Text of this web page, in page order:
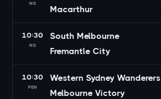
NS
Macarthur
10:30
NS
South Melbourne
Fremantle City
10:30
PEN
Western Sydney Wanderers
Melbourne Victory